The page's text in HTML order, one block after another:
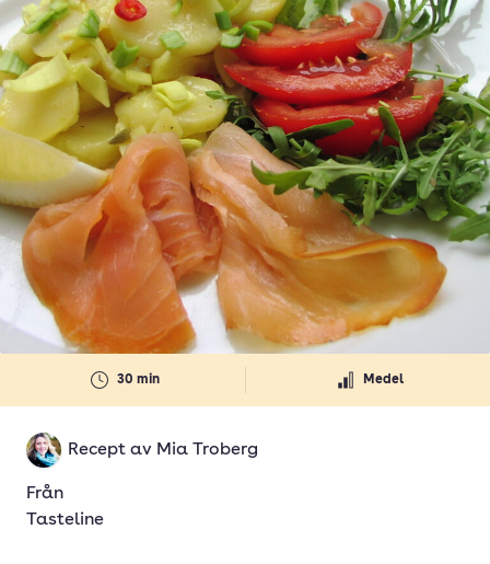
30 min Medel
Recept av Mia Troberg
Från
Tasteline